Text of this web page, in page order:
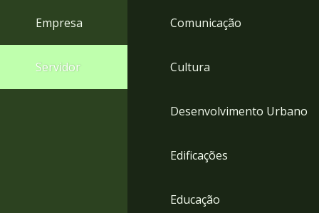
Empresa
Servidor
Comunicação
Cultura
Desenvolvimento Urbano
Edificações
Educação